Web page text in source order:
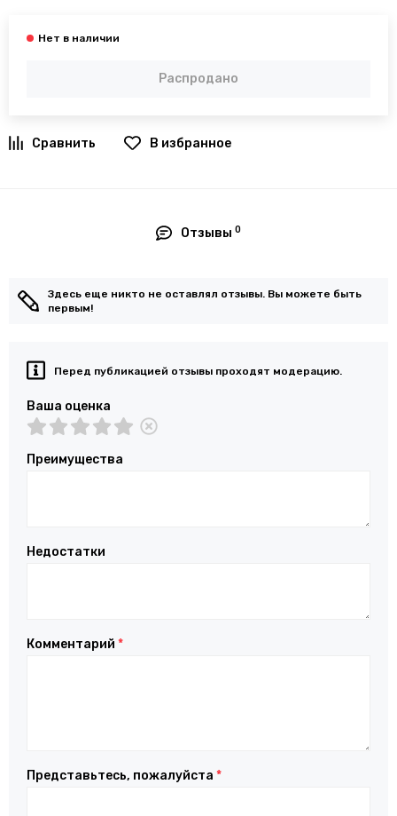
Распродано
В избранное
Отзывы0
Здесь еще никто не оставлял отзывы. Вы можете быть
первым!
Перед публикацией отзывы проходят модерацию.
Ваша оценка
Преимущества
Недостатки
Комментарий *
Представьтесь, пожалуйста *